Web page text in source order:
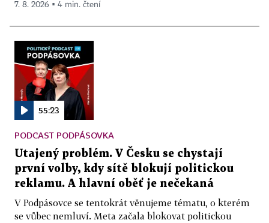
7. 8. 2026 ▪ 4 min. čtení
55:23
PODCAST PODPÁSOVKA
Utajený problém. V Česku se chystají
první volby, kdy sítě blokují politickou
reklamu. A hlavní oběť je nečekaná
V Podpásovce se tentokrát věnujeme tématu, o kterém
se vůbec nemluví. Meta začala blokovat politickou